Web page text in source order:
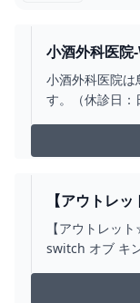
小酒外科医院
小酒外科医院
す。（休診日：
【アウトレ
アーズ
SWITCH -
【アウトレッ
switch オブ キ